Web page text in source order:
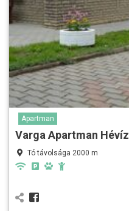
Apartman
Varga Apartman Hévíz
Tó távolsága 2000 m